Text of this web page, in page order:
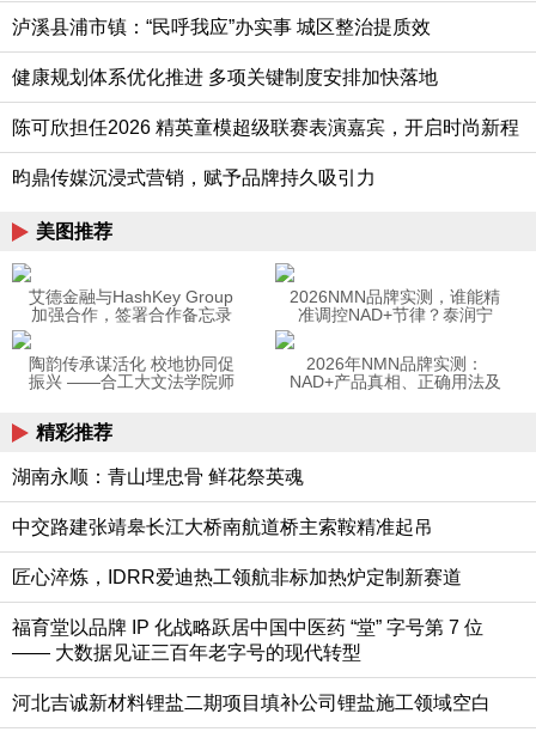
泸溪县浦市镇：“民呼我应”办实事 城区整治提质效
健康规划体系优化推进 多项关键制度安排加快落地
陈可欣担任2026 精英童模超级联赛表演嘉宾，开启时尚新程
昀鼎传媒沉浸式营销，赋予品牌持久吸引力
美图推荐
艾德金融与HashKey Group
加强合作，签署合作备忘录
共同推动香港数字资产生态
2026NMN品牌实测，谁能精
准调控NAD+节律？泰润宁
陶韵传承谋活化 校地协同促
振兴 ——合工大文法学院师
2026年NMN品牌实测：
NAD+产品真相、正确用法及
精彩推荐
湖南永顺：青山埋忠骨 鲜花祭英魂
中交路建张靖皋长江大桥南航道桥主索鞍精准起吊
匠心淬炼，IDRR爱迪热工领航非标加热炉定制新赛道
福育堂以品牌 IP 化战略跃居中国中医药 “堂” 字号第 7 位
—— 大数据见证三百年老字号的现代转型
河北吉诚新材料锂盐二期项目填补公司锂盐施工领域空白